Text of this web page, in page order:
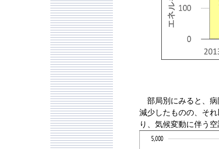
部局別にみると、病
減少したものの、そ
り、気候変動に伴う